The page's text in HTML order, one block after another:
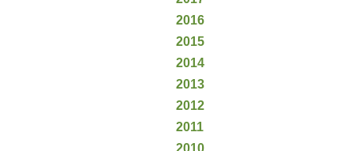
2016
2015
2014
2013
2012
2011
2010